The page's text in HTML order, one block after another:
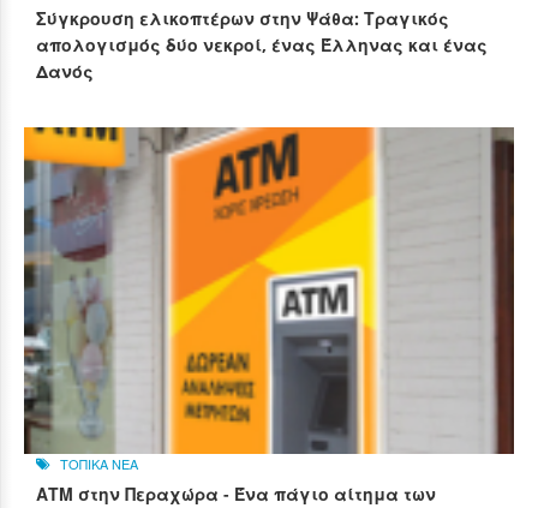
Σύγκρουση ελικοπτέρων στην Ψάθα: Τραγικός
απολογισμός δύο νεκροί, ένας Έλληνας και ένας
Δανός
ΤΟΠΙΚΑ ΝΕΑ
ΑΤΜ στην Περαχώρα - Ένα πάγιο αίτημα των